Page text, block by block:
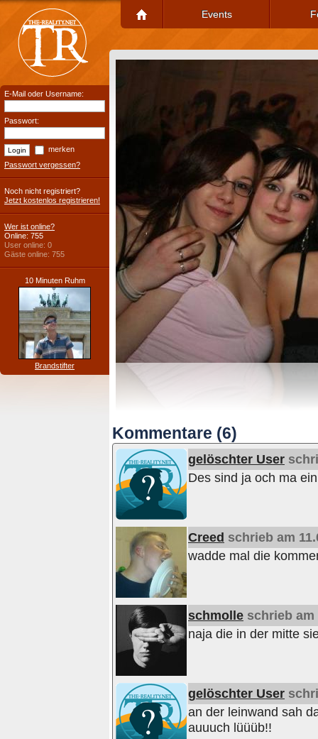
Events
Kommentare (6)
gelöschter User
Des sind ja och ma
Creed schrieb am
wadde mal die
schmolle schrieb am
naja die in der mitte
gelöschter User
an der leinwand sah
auuuch lüüüb!!
E-Mail oder Username:
Passwort:
merken
Passwort vergessen?
Noch nicht registriert?
Jetzt kostenlos registrieren!
Wer ist online?
Online: 755
User online: 0
Gäste online: 755
10 Minuten Ruhm
Brandstifter